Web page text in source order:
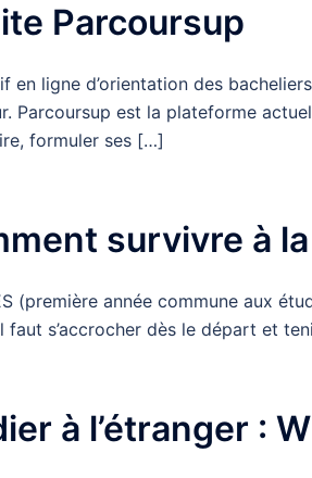
Parcoursup
en ligne d’orientation des
Parcoursup est la plateforme
formuler ses […]
survivre à
(première année commune aux
faut s’accrocher dès le départ et
à l’étranger :